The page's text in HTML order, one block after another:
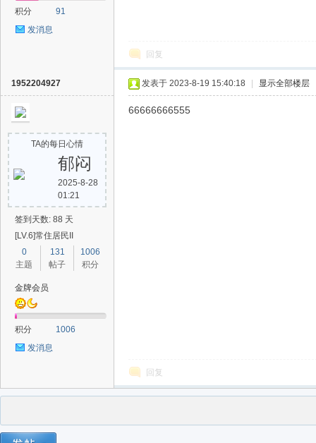
积分
91
发消息
回复
1952204927
TA的每日心情
郁闷
2025-8-28
01:21
签到天数: 88 天
[LV.6]常住居民II
0
主题
131
帖子
1006
积分
金牌会员
积分
1006
发消息
发表于 2023-8-19 15:40:18 显示全部楼层
66666666555
回复